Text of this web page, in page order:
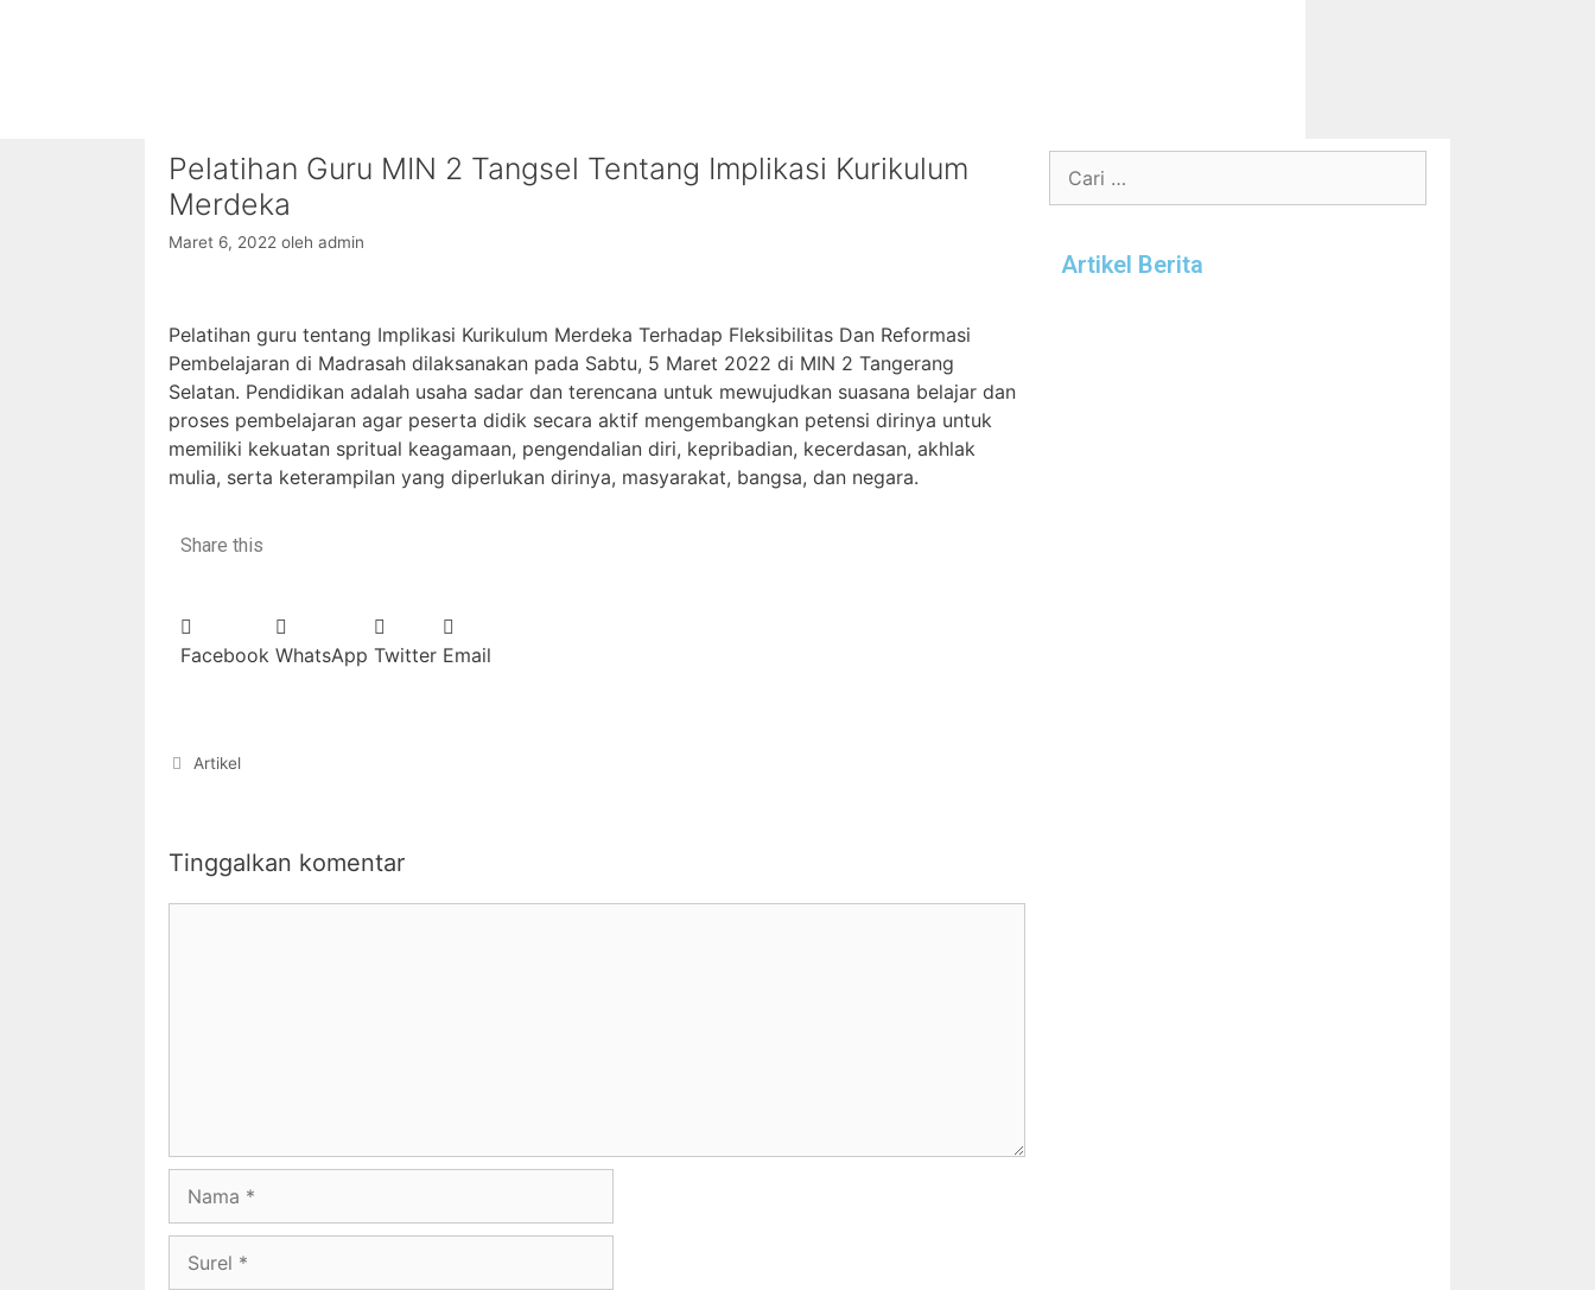
Pelatihan Guru MIN 2 Tangsel Tentang Implikasi Kurikulum
Merdeka
Maret 6, 2022 oleh admin
Pelatihan guru tentang Implikasi Kurikulum Merdeka Terhadap Fleksibilitas Dan Reformasi
Pembelajaran di Madrasah dilaksanakan pada Sabtu, 5 Maret 2022 di MIN 2 Tangerang
Selatan. Pendidikan adalah usaha sadar dan terencana untuk mewujudkan suasana belajar dan
proses pembelajaran agar peserta didik secara aktif mengembangkan petensi dirinya untuk
memiliki kekuatan spritual keagamaan, pengendalian diri, kepribadian, kecerdasan, akhlak
mulia, serta keterampilan yang diperlukan dirinya, masyarakat, bangsa, dan negara.
Share this
Facebook WhatsApp Twitter Email
Artikel
Tinggalkan komentar
Artikel Berita